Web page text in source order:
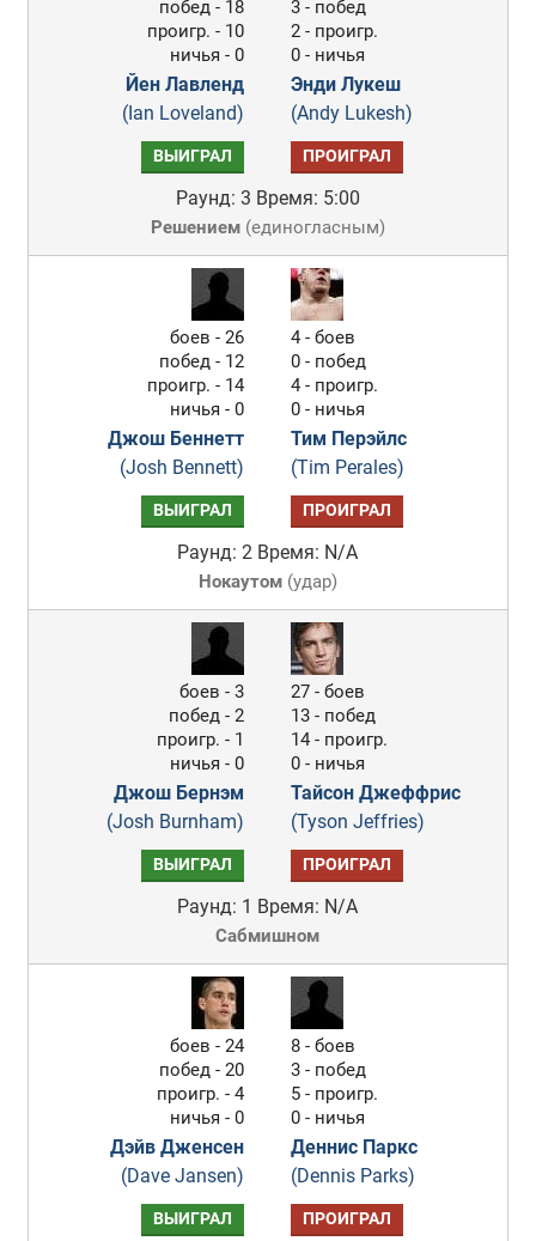
побед - 18
проигр. - 10
ничья - 0
Йен Лавленд
(Ian Loveland)
3 - побед
2 - проигр.
0 - ничья
Энди Лукеш
(Andy Lukesh)
ВЫИГРАЛ ПРОИГРАЛ
Раунд: 3 Время: 5:00
Решением(единогласным)
боев - 26
побед - 12
проигр. - 14
ничья - 0
Джош Беннетт
(Josh Bennett)
4 - боев
0 - побед
4 - проигр.
0 - ничья
Тим Перэйлс
(Tim Perales)
ВЫИГРАЛ ПРОИГРАЛ
Раунд: 2 Время: N/A
Нокаутом(удар)
боев - 3
побед - 2
проигр. - 1
ничья - 0
Джош Бернэм
(Josh Burnham)
27 - боев
13 - побед
14 - проигр.
0 - ничья
Тайсон Джеффрис
(Tyson Jeffries)
ВЫИГРАЛ ПРОИГРАЛ
Раунд: 1 Время: N/A
Сабмишном
боев - 24
побед - 20
проигр. - 4
ничья - 0
Дэйв Дженсен
(Dave Jansen)
8 - боев
3 - побед
5 - проигр.
0 - ничья
Деннис Паркс
(Dennis Parks)
ВЫИГРАЛ ПРОИГРАЛ